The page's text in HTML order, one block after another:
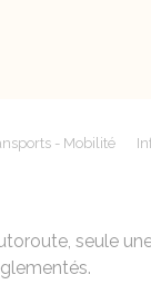
- Mobilité
seule